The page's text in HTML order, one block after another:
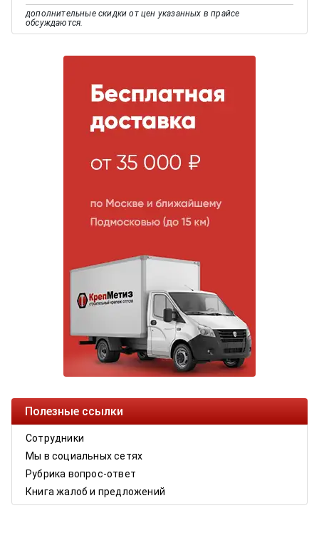
дополнительные скидки от цен указанных в прайсе
обсуждаются.
Полезные ссылки
Сотрудники
Мы в социальных сетях
Рубрика вопрос-ответ
Книга жалоб и предложений